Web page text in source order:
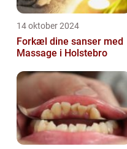
14 oktober 2024
Forkæl dine sanser med
Massage i Holstebro